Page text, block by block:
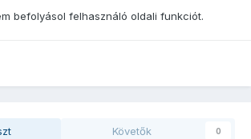
befolyásol felhasználó oldali funkciót.
Követők 0